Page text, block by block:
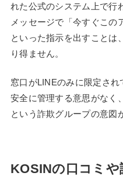
れた公式のシステム上で行
メッセージで「今すぐこの
といった指示を出すことは
り得ません。
窓口がLINEのみに限定さ
安全に管理する意思がなく
という詐欺グループの意図
KOSINの口コミ